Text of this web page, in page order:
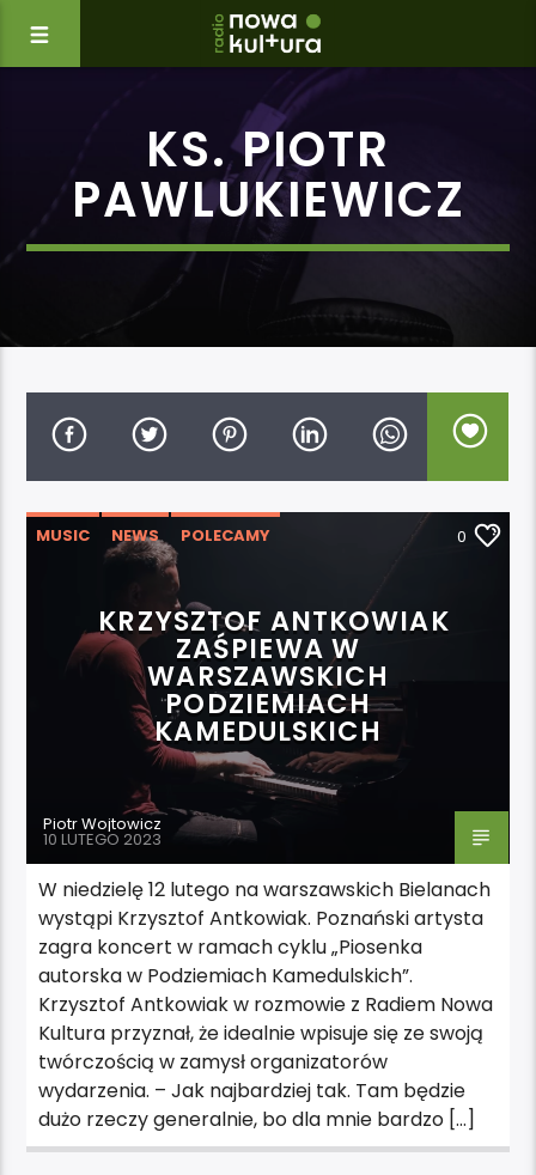
KS. PIOTR
PAWLUKIEWICZ
MUSIC NEWS
POLECAMY
0
KRZYSZTOF ANTKOWIAK
ZAŚPIEWA W
WARSZAWSKICH
PODZIEMIACH
KAMEDULSKICH
Piotr Wojtowicz
10 LUTEGO 2023
W niedzielę 12 lutego na warszawskich Bielanach
wystąpi Krzysztof Antkowiak. Poznański artysta
zagra koncert w ramach cyklu „Piosenka
autorska w Podziemiach Kamedulskich”.
Krzysztof Antkowiak w rozmowie z Radiem Nowa
Kultura przyznał, że idealnie wpisuje się ze swoją
twórczością w zamysł organizatorów
wydarzenia. – Jak najbardziej tak. Tam będzie
dużo rzeczy generalnie, bo dla mnie bardzo […]